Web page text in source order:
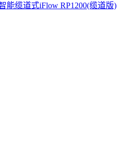
能缆道式iFlow RP1200(缆道版)